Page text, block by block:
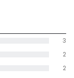
2
2
3